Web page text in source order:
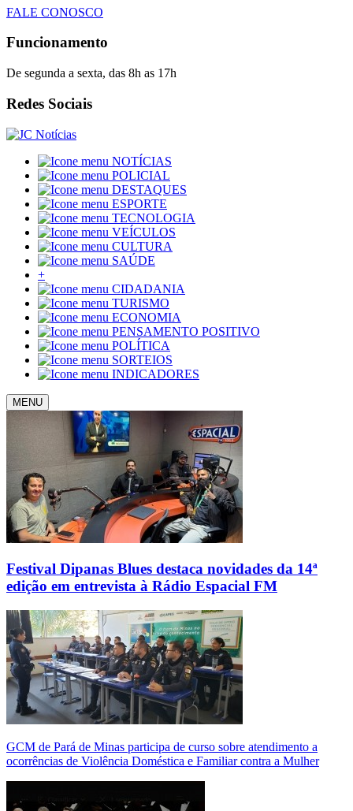
FALE CONOSCO
Funcionamento
De segunda a sexta, das 8h as 17h
Redes Sociais
NOTÍCIAS
POLICIAL
DESTAQUES
ESPORTE
TECNOLOGIA
VEÍCULOS
CULTURA
SAÚDE
+
CIDADANIA
TURISMO
ECONOMIA
PENSAMENTO POSITIVO
POLÍTICA
SORTEIOS
INDICADORES
MENU
Festival Dipanas Blues destaca novidades da 14ª
edição em entrevista à Rádio Espacial FM
GCM de Pará de Minas participa de curso sobre atendimento a
ocorrências de Violência Doméstica e Familiar contra a Mulher